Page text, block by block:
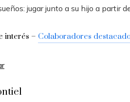
jugar junto a su hijo a partir
interés – Colaboradores